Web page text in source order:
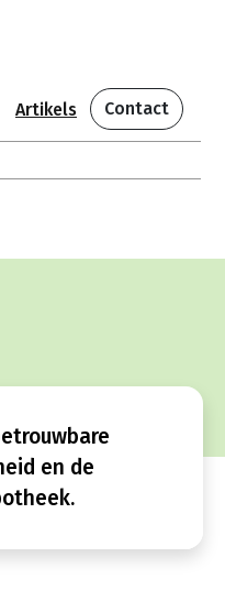
Artikels Contact
en de